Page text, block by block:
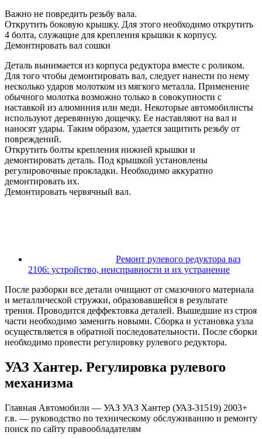
Важно не повредить резьбу вала.
Открутить боковую крышку. Для этого необходимо открутить
4 болта, служащие для крепления крышки к корпусу.
Демонтировать вал сошки
Деталь вынимается из корпуса редуктора вместе с роликом.
Для того чтобы демонтировать вал, следует нанести по нему
несколько ударов молотком из мягкого металла. Применение
обычного молотка возможно только в совокупности с
наставкой из алюминия или меди. Некоторые автомобилисты
используют деревянную дощечку. Ее наставляют на вал и
наносят удары. Таким образом, удается защитить резьбу от
повреждений.
Открутить болты крепления нижней крышки и
демонтировать деталь. Под крышкой установлены
регулировочные прокладки. Необходимо аккуратно
демонтировать их.
Демонтировать червячный вал.
Ремонт рулевого редуктора ваз
2106: устройство, неисправности и их устранение
После разборки все детали очищают от смазочного материала
и металлической стружки, образовавшейся в результате
трения. Проводится деффектовка деталей. Вышедшие из строя
части необходимо заменить новыми. Сборка и установка узла
осуществляется в обратной последовательности. После сборки
необходимо провести регулировку рулевого редуктора.
УАЗ Хантер. Регулировка рулевого
механизма
Главная Автомобили — УАЗ УАЗ Хантер (УАЗ-31519) 2003+
г.в. — руководство по техническому обслуживанию и ремонту
поиск по сайту правообладателям